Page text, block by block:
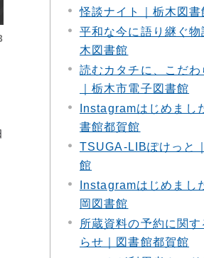
怪談ナイト｜栃木図書
平和な今に語り継ぐ物
木図書館
読むカタチに、こだわ
｜栃木市電子図書館
Instagramはじめまし
書館都賀館
TSUGA-LIBぽけっと
館
Instagramはじめまし
岡図書館
所蔵資料の予約に関す
らせ｜図書館都賀館